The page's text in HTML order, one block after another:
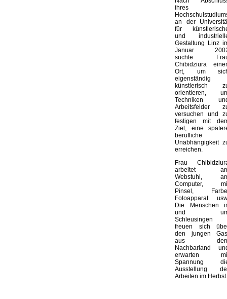
ihres
an der
für
und
Gestaltung Linz
Januar
suchte
Chibidziura
Ort, um
eigenständig
künstlerisch
orientieren,
Techniken
Arbeitsfelder
versuchen und
festigen mit
Ziel, eine
berufliche
Unabhängigkeit
erreichen.
Frau
arbeitet
Webstuhl,
Computer,
Pinsel,
Fotoapparat
Die Menschen
und
Schleusingen
freuen sich
den jungen
aus
Nachbarland
erwarten
Spannung
Ausstellung
Arbeiten im Herbst.